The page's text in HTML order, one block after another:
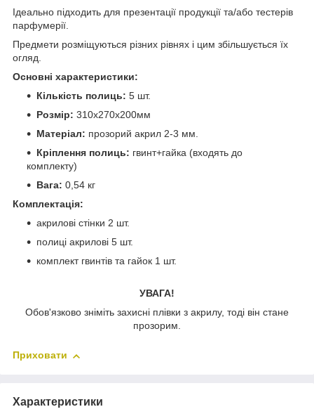
Ідеально підходить для презентації продукції та/або тестерів
парфумерії.
Предмети розміщуються різних рівнях і цим збільшується їх
огляд.
Основні характеристики:
Кількість полиць: 5 шт.
Розмір: 310х270х200мм
Матеріал: прозорий акрил 2-3 мм.
Кріплення полиць: гвинт+гайка (входять до
комплекту)
Вага: 0,54 кг
Комплектація:
акрилові стінки 2 шт.
полиці акрилові 5 шт.
комплект гвинтів та гайок 1 шт.
УВАГА!
Обов'язково зніміть захисні плівки з акрилу, тоді він стане
прозорим.
Приховати
Характеристики